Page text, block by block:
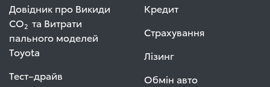
Довідник про Викиди
СО2 та Витрати
пального моделей
Toyota
Тест–драйв
Кредит
Страхування
Лізинг
Обмін авто